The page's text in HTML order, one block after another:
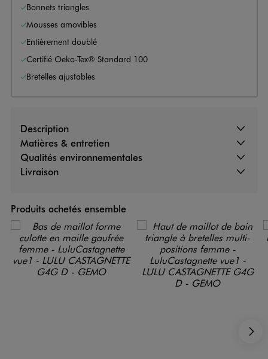
Bonnets triangles
Mousses amovibles
Entièrement doublé
Certifié Oeko-Tex® Standard 100
Bretelles ajustables
Description
Matières & entretien
Qualités environnementales
Livraison
Produits achetés ensemble